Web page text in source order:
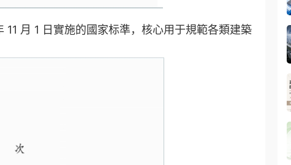
月 1 日實施的國家标準，核心用于規範各類建築